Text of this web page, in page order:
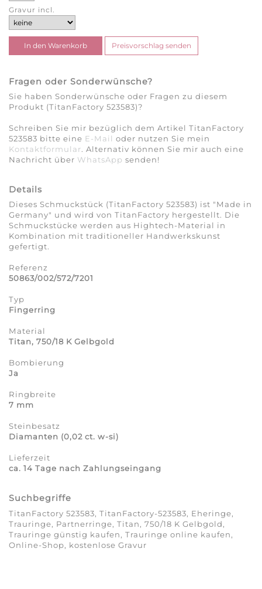
Gravur incl.
Fragen oder Sonderwünsche?
Sie haben Sonderwünsche oder Fragen zu diesem
Produkt (TitanFactory 523583)?
Schreiben Sie mir bezüglich dem Artikel TitanFactory
523583 bitte eine E-Mail oder nutzen Sie mein
Kontaktformular. Alternativ können Sie mir auch eine
Nachricht über WhatsApp senden!
Details
Dieses Schmuckstück (TitanFactory 523583) ist "Made in
Germany" und wird von TitanFactory hergestellt. Die
Schmuckstücke werden aus Hightech-Material in
Kombination mit traditioneller Handwerkskunst
gefertigt.
Referenz
50863/002/572/7201
Typ
Fingerring
Material
Titan, 750/18 K Gelbgold
Bombierung
Ja
Ringbreite
7 mm
Steinbesatz
Diamanten (0,02 ct. w-si)
Lieferzeit
ca. 14 Tage nach Zahlungseingang
Suchbegriffe
TitanFactory 523583, TitanFactory-523583, Eheringe,
Trauringe, Partnerringe, Titan, 750/18 K Gelbgold,
Trauringe günstig kaufen, Trauringe online kaufen,
Online-Shop, kostenlose Gravur